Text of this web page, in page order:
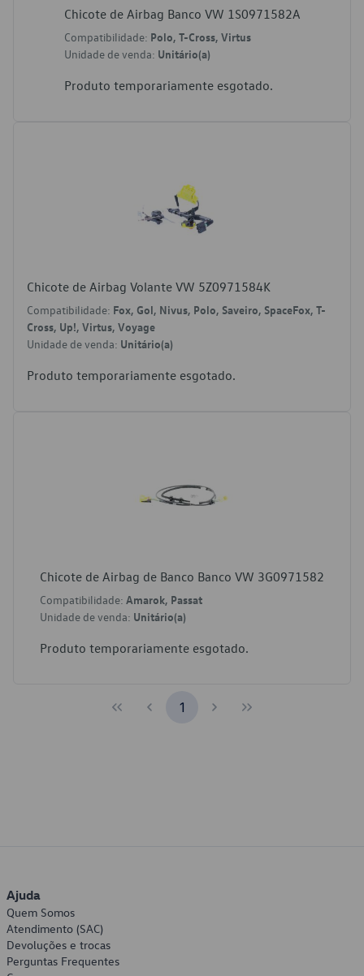
Chicote de Airbag Banco VW 1S0971582A
Compatibilidade: Polo, T-Cross, Virtus
Unidade de venda: Unitário(a)
Produto temporariamente esgotado.
Chicote de Airbag Volante VW 5Z0971584K
Compatibilidade: Fox, Gol, Nivus, Polo, Saveiro, SpaceFox, T-
Cross, Up!, Virtus, Voyage
Unidade de venda: Unitário(a)
Produto temporariamente esgotado.
Chicote de Airbag de Banco Banco VW 3G0971582
Compatibilidade: Amarok, Passat
Unidade de venda: Unitário(a)
Produto temporariamente esgotado.
1
Ajuda
Quem Somos
Atendimento (SAC)
Devoluções e trocas
Perguntas Frequentes